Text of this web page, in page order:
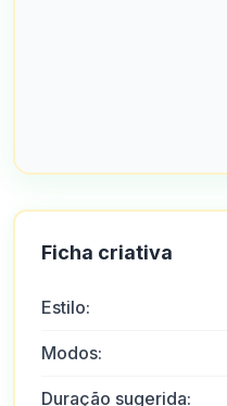
Ficha criativa
Estilo:
Modos:
Duração sugerida: